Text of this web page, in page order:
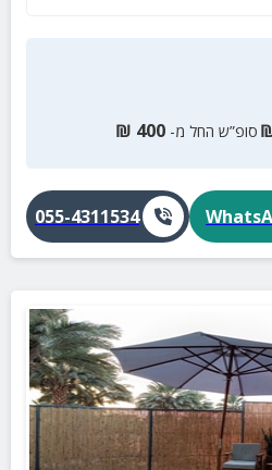
סופ”ש החל מ- 400
₪
055-4311534